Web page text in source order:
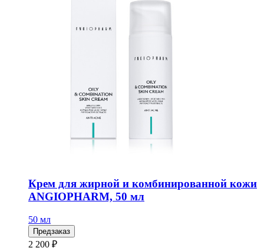
Крем для жирной и комбинированной кожи
ANGIOPHARM, 50 мл
50 мл
Предзаказ
2 200 ₽